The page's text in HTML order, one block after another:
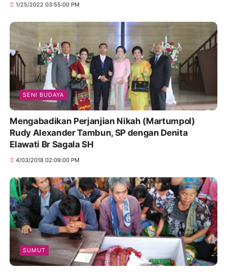
1/25/2022 03:55:00 PM
SENI BUDAYA
Mengabadikan Perjanjian Nikah (Martumpol)
Rudy Alexander Tambun, SP dengan Denita
Elawati Br Sagala SH
4/03/2018 02:09:00 PM
SUMUT